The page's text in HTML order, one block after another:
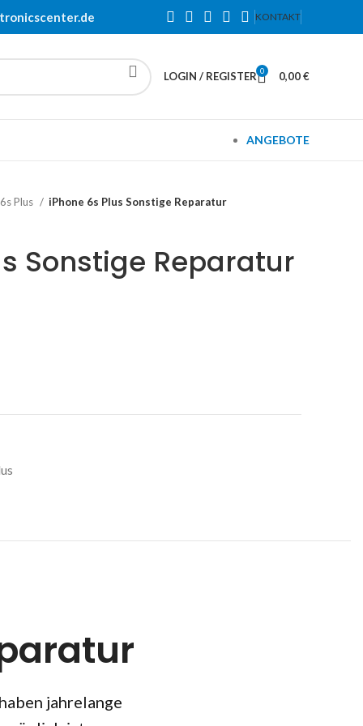
KONTAKT
LOGIN / REGISTER 0 0,00€
ANGEBOTE
Plus iPhone 6s Plus Sonstige Reparatur
Sonstige Reparatur
jahrelange